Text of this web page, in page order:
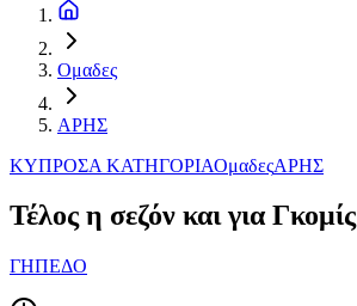
Ομαδες
ΑΡΗΣ
ΚΥΠΡΟΣΑ ΚΑΤΗΓΟΡΙΑΟμαδεςΑΡΗΣ
Τέλος η σεζόν και για Γκομίς
ΓΗΠΕΔΟ